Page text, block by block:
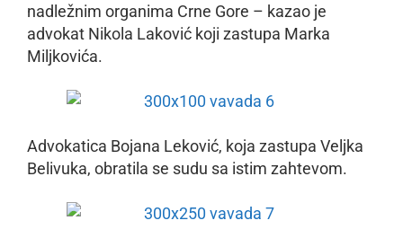
nadležnim organima Crne Gore – kazao je
advokat Nikola Laković koji zastupa Marka
Miljkovića.
Advokatica Bojana Leković, koja zastupa Veljka
Belivuka, obratila se sudu sa istim zahtevom.